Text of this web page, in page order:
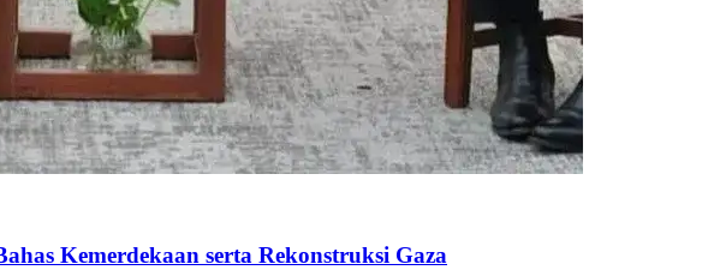
Kemerdekaan serta Rekonstruksi Gaza